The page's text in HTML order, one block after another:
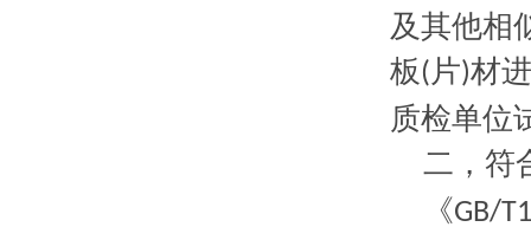
及其他相
板 ( 片)材
质检单位
二 ，
《GB/